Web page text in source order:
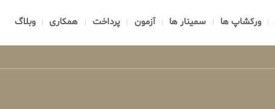
ورکشاپ ها سمینار ها آزمون پرداخت همکاری وبلاگ